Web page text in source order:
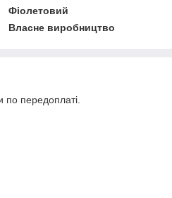
Фіолетовий
Власне виробництво
по передоплаті.